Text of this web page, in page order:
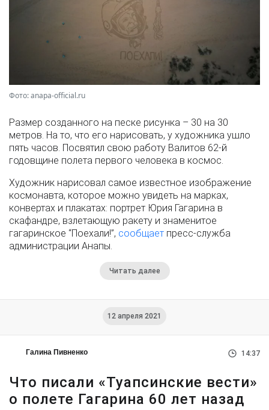
Фото: anapa-official.ru
Размер созданного на песке рисунка – 30 на 30
метров. На то, что его нарисовать, у художника ушло
пять часов. Посвятил свою работу Валитов 62-й
годовщине полета первого человека в космос.
Художник нарисовал самое известное изображение
космонавта, которое можно увидеть на марках,
конвертах и плакатах: портрет Юрия Гагарина в
скафандре, взлетающую ракету и знаменитое
гагаринское “Поехали!”, сообщает пресс-служба
администрации Анапы.
Читать далее
12 апреля 2021
Галина Пивненко 14:37
Что писали «Туапсинские вести»
о полете Гагарина 60 лет назад